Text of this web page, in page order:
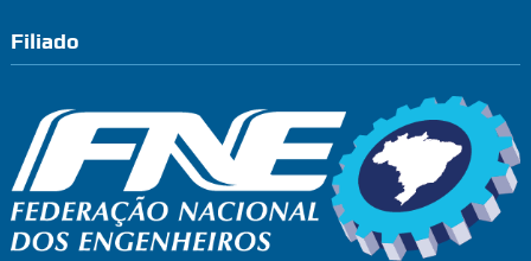
Filiado